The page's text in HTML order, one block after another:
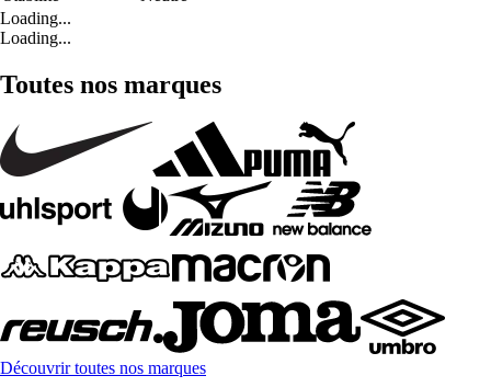
Loading...
Loading...
Toutes nos marques
Découvrir toutes nos marques